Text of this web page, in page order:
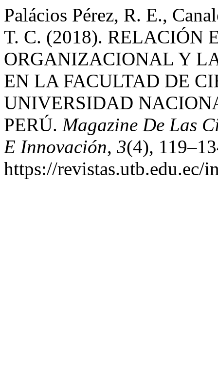
Palácios Pérez, R. E.,
T. C. (2018). RELACIÓN
ORGANIZACIONAL Y
EN LA FACULTAD DE
UNIVERSIDAD
PERÚ. Magazine De Las
E Innovación, 3(4),
https://revistas.utb.edu.ec/